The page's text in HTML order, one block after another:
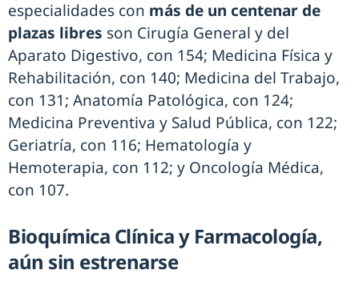
especialidades con más de un centenar de
plazas libres son Cirugía General y del
Aparato Digestivo, con 154; Medicina Física y
Rehabilitación, con 140; Medicina del Trabajo,
con 131; Anatomía Patológica, con 124;
Medicina Preventiva y Salud Pública, con 122;
Geriatría, con 116; Hematología y
Hemoterapia, con 112; y Oncología Médica,
con 107.
Bioquímica Clínica y Farmacología,
aún sin estrenarse